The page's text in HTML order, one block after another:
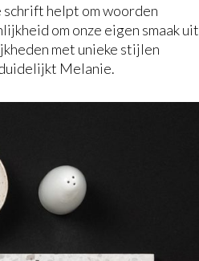
schrift helpt om woorden
om onze eigen smaak uit
met unieke stijlen
Melanie.